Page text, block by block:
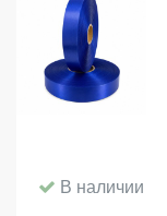
В наличии